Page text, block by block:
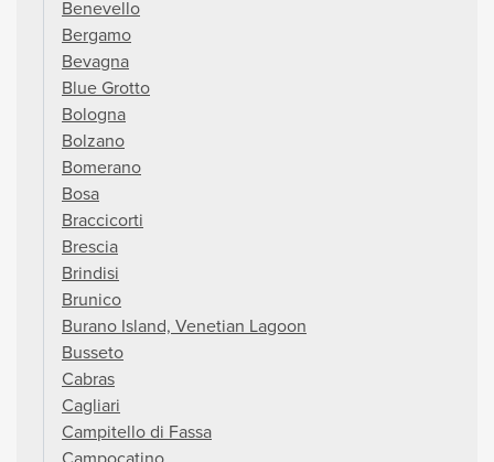
Benevello
Bergamo
Bevagna
Blue Grotto
Bologna
Bolzano
Bomerano
Bosa
Braccicorti
Brescia
Brindisi
Brunico
Burano Island, Venetian Lagoon
Busseto
Cabras
Cagliari
Campitello di Fassa